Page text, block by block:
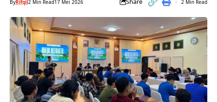
ByRifqil2 Min Read17 Mei 2026 2 Min Read